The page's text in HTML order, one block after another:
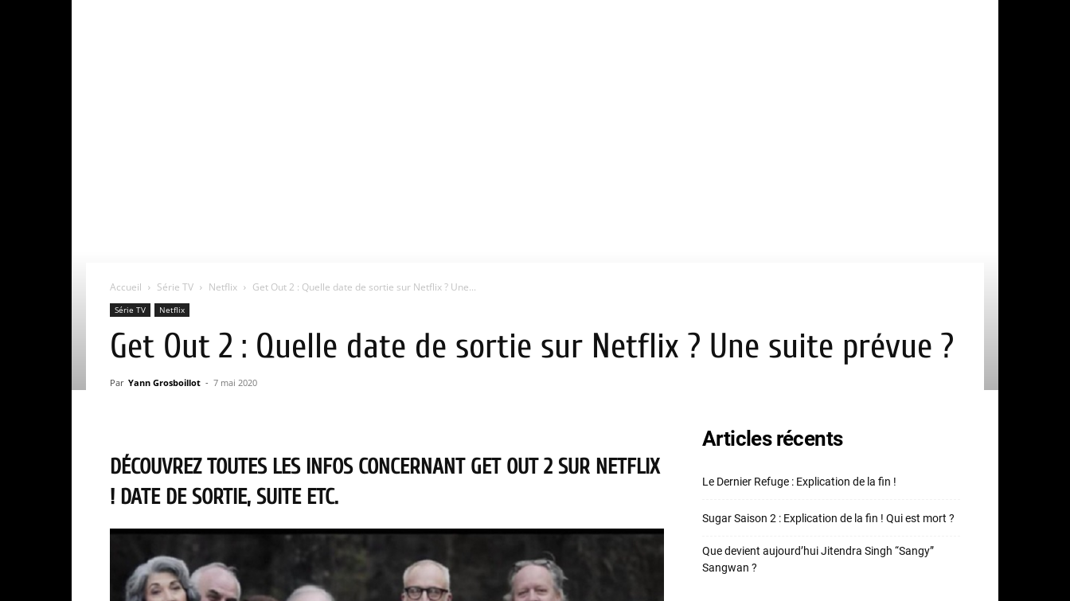
Accueil Série TV Netflix Get Out 2 : Quelle date de sortie sur Netflix ? Une...
Série TV Netflix
Get Out 2 : Quelle date de sortie sur Netflix ? Une suite prévue ?
Par Yann Grosboillot - 7 mai 2020
DÉCOUVREZ TOUTES LES INFOS CONCERNANT GET OUT 2 SUR NETFLIX
! DATE DE SORTIE, SUITE ETC.
Articles récents
Le Dernier Refuge : Explication de la fin !
Sugar Saison 2 : Explication de la fin ! Qui est mort ?
Que devient aujourd’hui Jitendra Singh “Sangy”
Sangwan ?